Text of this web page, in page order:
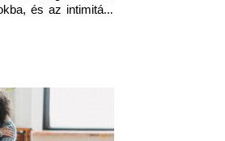
és az intimitást